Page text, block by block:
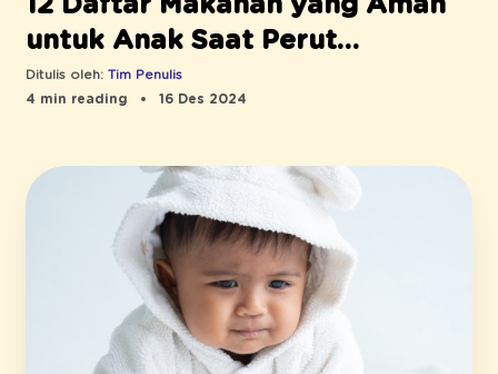
12 Daftar Makanan yang Aman
untuk Anak Saat Perut
Kembung
Ditulis oleh: Tim Penulis
4 min reading
16 Des 2024